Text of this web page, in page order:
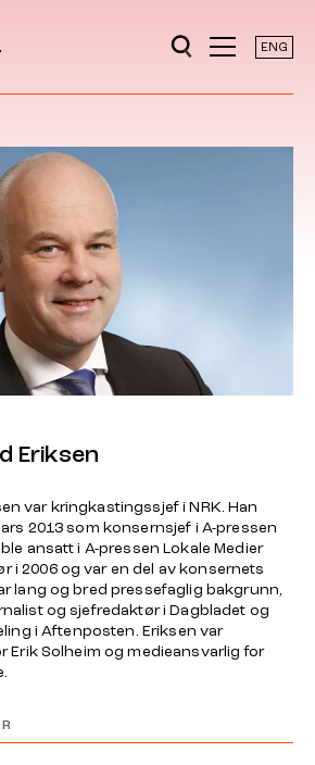
ENG
Eriksen
var kringkastingssjef i NRK. Han
2013 som konsernsjef i A-pressen
ansatt i A-pressen Lokale Medier
i 2006 og var en del av konsernets
lang og bred pressefaglig bakgrunn,
og sjefredaktør i Dagbladet og
i Aftenposten. Eriksen var
Erik Solheim og medieansvarlig for